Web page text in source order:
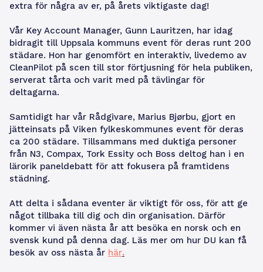
extra för några av er, på årets viktigaste dag!
Vår Key Account Manager, Gunn Lauritzen, har idag
bidragit till Uppsala kommuns event för deras runt 200
städare. Hon har genomfört en interaktiv, livedemo av
CleanPilot på scen till stor förtjusning för hela publiken,
serverat tårta och varit med på tävlingar för
deltagarna.
Samtidigt har vår Rådgivare, Marius Bjørbu, gjort en
jätteinsats på Viken fylkeskommunes event för deras
ca 200 städare. Tillsammans med duktiga personer
från N3, Compax, Tork Essity och Boss deltog han i en
lärorik paneldebatt för att fokusera på framtidens
städning.
Att delta i sådana eventer är viktigt för oss, för att ge
något tillbaka till dig och din organisation. Därför
kommer vi även nästa år att besöka en norsk och en
svensk kund på denna dag. Läs mer om hur DU kan få
besök av oss nästa år här.